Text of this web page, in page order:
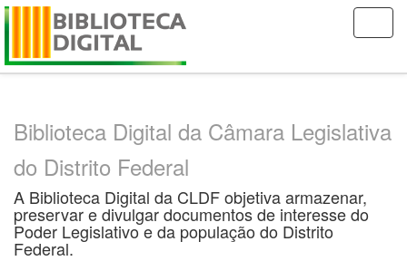
Skip
Biblioteca Digital da Câmara Legislativa
do Distrito Federal
A Biblioteca Digital da CLDF objetiva armazenar,
preservar e divulgar documentos de interesse do
Poder Legislativo e da população do Distrito
Federal.